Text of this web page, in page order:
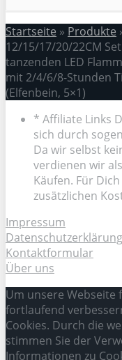
Startseite » Produkte
12/15/17/20/22CM
tanzenden LED
mit 2/4/6/8-Stunden
(Elfenbein, 5×1)
* Affiliate Links
sich durch
Da wir selbst
verdienen wir
Käufen. Für
zusätzlichen
Impressum
Datenschutzerklärung
Kontaktformular
Über uns
Um unsere Webseite
fortlaufend
Cookies. Durch die
stimmen Sie der
Informationen zu